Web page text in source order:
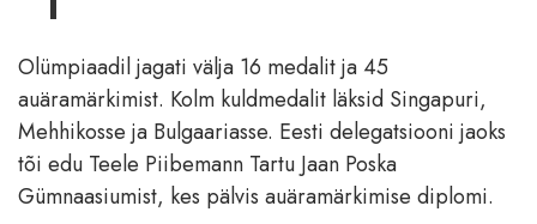
Olümpiaadil jagati välja 16 medalit ja 45
auäramärkimist. Kolm kuldmedalit läksid Singapuri,
Mehhikosse ja Bulgaariasse. Eesti delegatsiooni jaoks
tõi edu Teele Piibemann Tartu Jaan Poska
Gümnaasiumist, kes pälvis auäramärkimise diplomi.